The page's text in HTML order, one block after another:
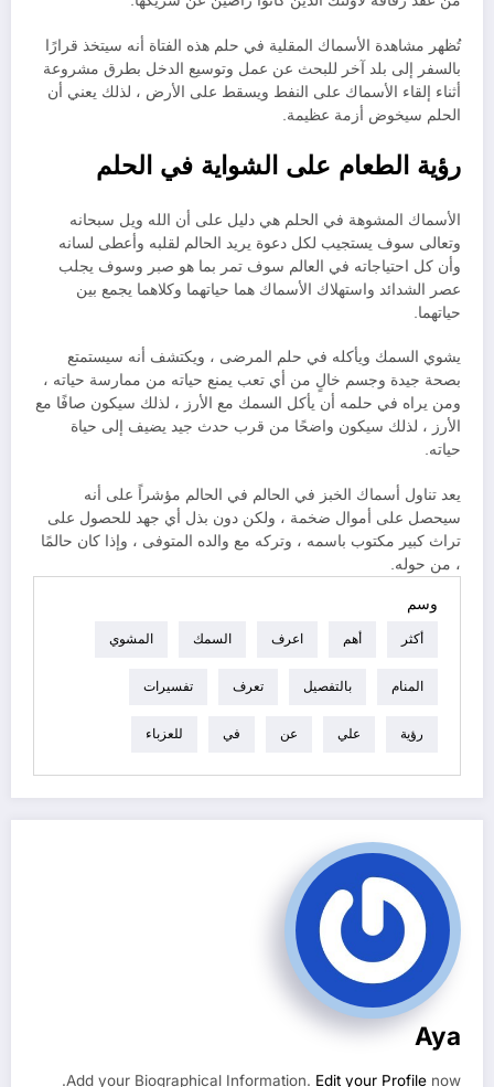
تُظهر مشاهدة الأسماك المقلية في حلم هذه الفتاة أنه سيتخذ قرارًا
بالسفر إلى بلد آخر للبحث عن عمل وتوسيع الدخل بطرق مشروعة
أثناء إلقاء الأسماك على النفط ويسقط على الأرض ، لذلك يعني أن
الحلم سيخوض أزمة عظيمة.
رؤية الطعام على الشواية في الحلم
الأسماك المشوهة في الحلم هي دليل على أن الله ويل سبحانه
وتعالى سوف يستجيب لكل دعوة يريد الحالم لقلبه وأعطى لسانه
وأن كل احتياجاته في العالم سوف تمر بما هو صبر وسوف يجلب
عصر الشدائد واستهلاك الأسماك هما حياتهما وكلاهما يجمع بين
حياتهما.
يشوي السمك ويأكله في حلم المرضى ، ويكتشف أنه سيستمتع
بصحة جيدة وجسم خالٍ من أي تعب يمنع حياته من ممارسة حياته ،
ومن يراه في حلمه أن يأكل السمك مع الأرز ، لذلك سيكون صافًا مع
الأرز ، لذلك سيكون واضحًا من قرب حدث جيد يضيف إلى حياة
حياته.
يعد تناول أسماك الخبز في الحالم في الحالم مؤشراً على أنه
سيحصل على أموال ضخمة ، ولكن دون بذل أي جهد للحصول على
تراث كبير مكتوب باسمه ، وتركه مع والده المتوفى ، وإذا كان حالمًا
، من حوله.
وسم
أكثر أهم اعرف السمك المشوي
المنام بالتفصيل تعرف تفسيرات
رؤية علي عن في للعزباء
Aya
Add your Biographical Information. Edit your Profile now.